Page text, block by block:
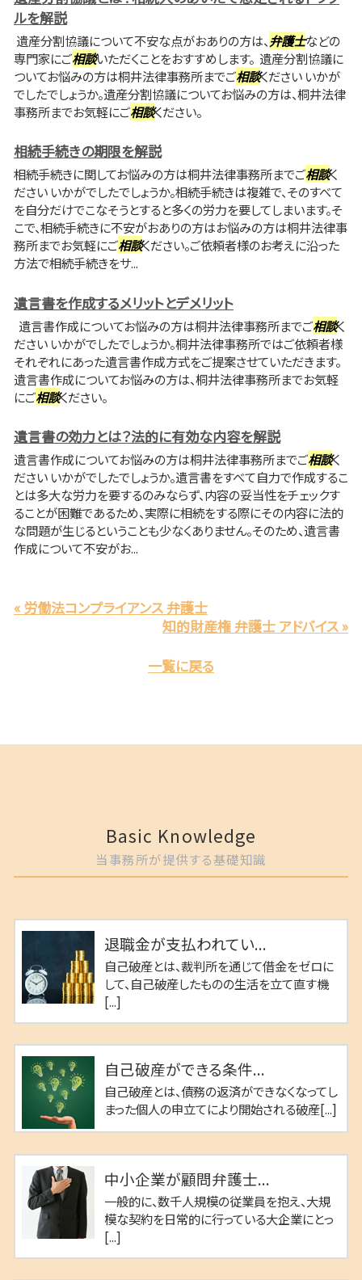
ルを解説
遺産分割協議について不安な点がおありの方は、 弁護士などの
専門家にご相談いただくことをおすすめします。 遺産分割協議に
ついてお悩みの方は桐井法律事務所までご相談ください いかが
でしたでしょうか。遺産分割協議についてお悩みの方は、桐井法律
事務所までお気軽にご相談ください。
相続手続きの期限を解説
相続手続きに関してお悩みの方は桐井法律事務所までご相談く
ださい いかがでしたでしょうか。相続手続きは複雑で、そのすべて
を自分だけでこなそうとすると多くの労力を要してしまいます。そ
こで、相続手続きに不安がおありの方はお悩みの方は桐井法律事
務所までお気軽にご相談ください。ご依頼者様のお考えに沿った
方法で相続手続きをサ...
遺言書を作成するメリットとデメリット
遺言書作成についてお悩みの方は桐井法律事務所までご相談く
ださい いかがでしたでしょうか。桐井法律事務所ではご依頼者様
それぞれにあった遺言書作成方式をご提案させていただきます。
遺言書作成についてお悩みの方は、桐井法律事務所までお気軽
にご相談ください。
遺言書の効力とは？法的に有効な内容を解説
遺言書作成についてお悩みの方は桐井法律事務所までご相談く
ださい いかがでしたでしょうか。遺言書をすべて自力で作成するこ
とは多大な労力を要するのみならず、内容の妥当性をチェックす
ることが困難であるため、実際に相続をする際にその内容に法的
な問題が生じるということも少なくありません。そのため、遺言書
作成について不安がお...
« 労働法コンプライアンス 弁護士
知的財産権 弁護士 アドバイス »
一覧に戻る
Basic Knowledge
当事務所が提供する基礎知識
退職金が支払われてい...
自己破産とは、裁判所を通じて借金をゼロに
して、自己破産したものの生活を立て直す機
[...]
自己破産ができる条件...
自己破産とは、債務の返済ができなくなってし
まった個人の申立てにより開始される破産[...]
中小企業が顧問弁護士...
一般的に、数千人規模の従業員を抱え、大規
模な契約を日常的に行っている大企業にとっ
[...]